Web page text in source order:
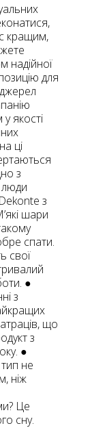
кращим,
надійної
для
якості
ці
з
люди
з
шари
спати.
свої
●
з
що
з
●
не
ніж
Це
сну.